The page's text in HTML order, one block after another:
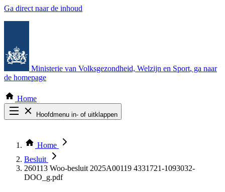
Ga direct naar de inhoud
Ministerie van Volksgezondheid, Welzijn en Sport, ga naar
de homepage
Home
Hoofdmenu in- of uitklappen
Thema COVID-19
Bekijk per bestuursorgaan
Home
Besluit
260113 Woo-besluit 2025A00119 4331721-1093032-
DOO_g.pdf